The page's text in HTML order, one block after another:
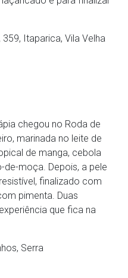
Itaparica, Vila Velha
chegou no Roda de
marinada no leite de
de manga, cebola
moça. Depois, a pele
finalizado com
pimenta. Duas
que fica na
Serra